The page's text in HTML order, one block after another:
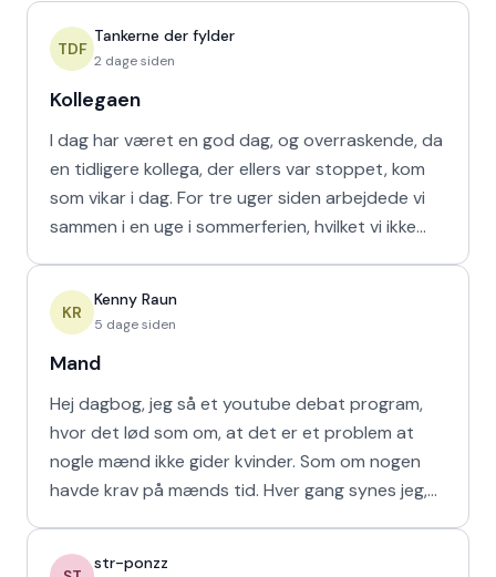
TDF
Tankerne der fylder
2 dage siden
Kollegaen
I dag har været en god dag, og overraskende, da
en tidligere kollega, der ellers var stoppet, kom
som vikar i dag. For tre uger siden arbejdede vi
sammen i en uge i sommerferien, hvilket vi ikke
KR
Kenny Raun
5 dage siden
Mand
Hej dagbog, jeg så et youtube debat program,
hvor det lød som om, at det er et problem at
nogle mænd ikke gider kvinder. Som om nogen
havde krav på mænds tid. Hver gang synes jeg,
str-ponzz